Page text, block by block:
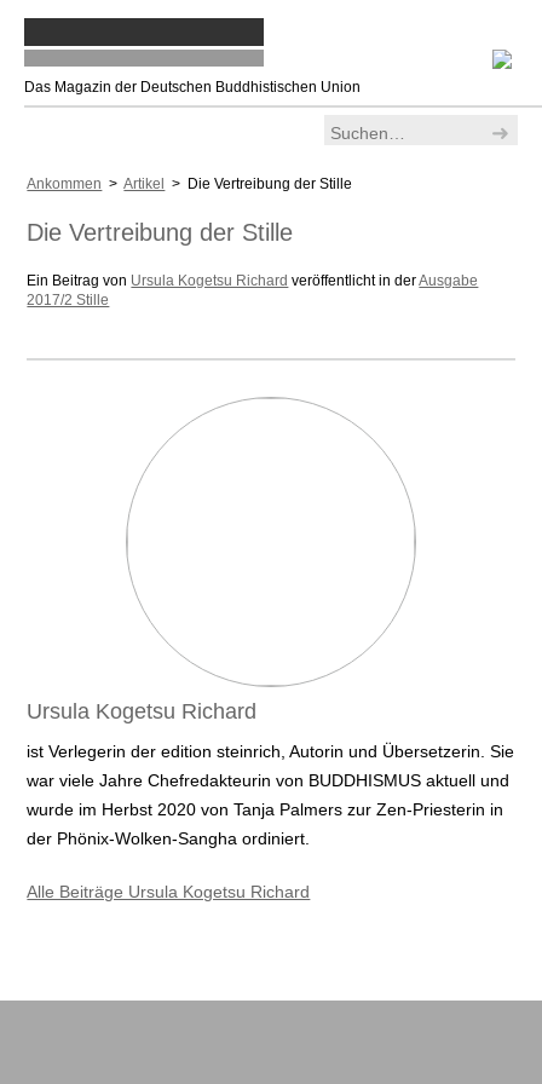
Das Magazin der Deutschen Buddhistischen Union
Ankommen >Artikel > Die Vertreibung der Stille
Die Vertreibung der Stille
Ein Beitrag von Ursula Kogetsu Richard veröffentlicht in derAusgabe
2017/2 Stille
Ursula Kogetsu Richard
ist Verlegerin der edition steinrich, Autorin und Übersetzerin. Sie
war viele Jahre Chefredakteurin von BUDDHISMUS aktuell und
wurde im Herbst 2020 von Tanja Palmers zur Zen-Priesterin in
der Phönix-Wolken-Sangha ordiniert.
Alle Beiträge Ursula Kogetsu Richard